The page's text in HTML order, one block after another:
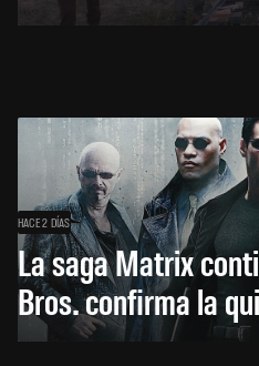
HACE 2 DÍAS
La saga Matrix
Bros. confirma la